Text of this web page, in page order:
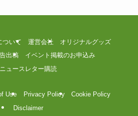
ついて 運営会社
オリジナルグッズ
出稿
イベント掲載のお申込み
ニュースレター購読
Use Privacy Policy
Cookie Policy
Disclaimer